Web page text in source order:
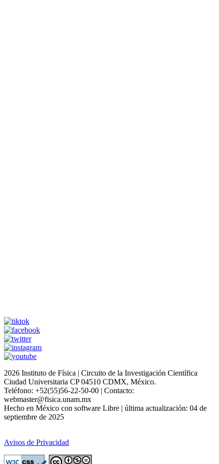
2026 Instituto de Física | Circuito de la Investigación Científica
Ciudad Universitaria CP 04510 CDMX, México.
Teléfono: +52(55)56-22-50-00 | Contacto:
webmaster@fisica.unam.mx
Hecho en México con software Libre | última actualización: 04 de
septiembre de 2025
Avisos de Privacidad